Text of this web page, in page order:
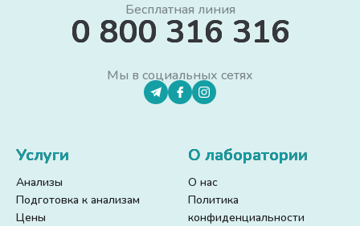
Бесплатная линия
0 800 316 316
Мы в социальных сетях
Услуги
Анализы
Подготовка к анализам
Цены
О лаборатории
О нас
Политика
конфиденциальности